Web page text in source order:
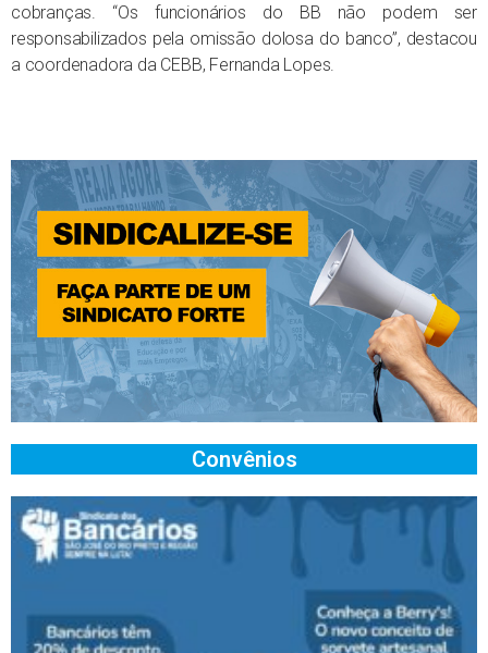
cobranças. “Os funcionários do BB não podem ser
responsabilizados pela omissão dolosa do banco”, destacou
a coordenadora da CEBB, Fernanda Lopes.
Convênios